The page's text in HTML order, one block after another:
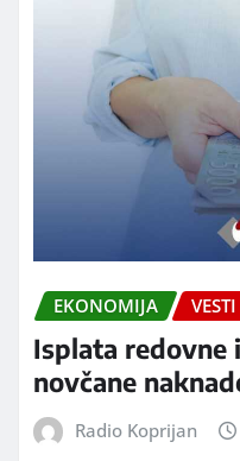
EKONOMIJA VESTI
Isplata redovne
novčane
Radio Koprijan